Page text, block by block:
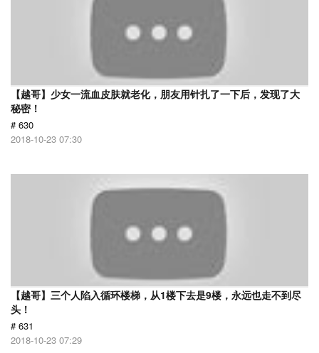
【越哥】少女一流血皮肤就老化，朋友用针扎了一下后，发现了大
秘密！
# 630
2018-10-23 07:30
【越哥】三个人陷入循环楼梯，从1楼下去是9楼，永远也走不到尽
头！
# 631
2018-10-23 07:29